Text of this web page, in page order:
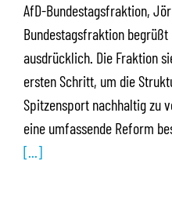
AfD-Bundestagsfraktion,
Bundestagsfraktion
ausdrücklich. Die Fraktion
ersten Schritt, um die
Spitzensport nachhaltig zu
eine umfassende Reform
[...]